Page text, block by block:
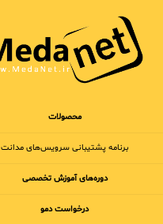
محصولات
برنامه‌ پشتیبانی سرویس‌های مدانت
دوره‌های آموزش تخصصی
درخواست دمو